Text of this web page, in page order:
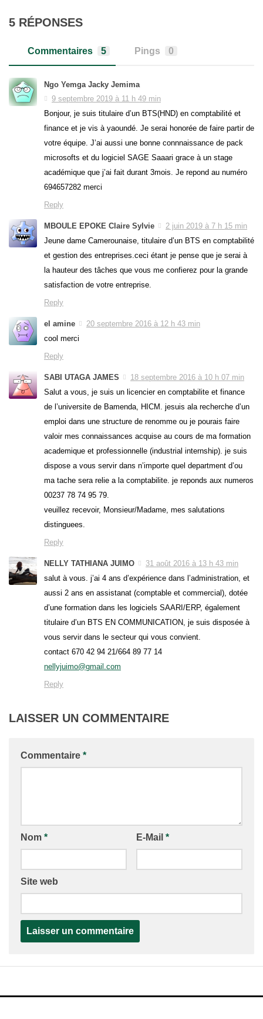
5 RÉPONSES
Commentaires 5 Pings 0
Ngo Yemga Jacky Jemima
9 septembre 2019 à 11 h 49 min
Bonjour, je suis titulaire d’un BTS(HND) en comptabilité et
finance et je vis à yaoundé. Je serai honorée de faire partir de
votre équipe. J’ai aussi une bonne connnaissance de pack
microsofts et du logiciel SAGE Saaari grace à un stage
académique que j’ai fait durant 3mois. Je repond au numéro
694657282 merci
Reply
MBOULE EPOKE Claire Sylvie
2 juin 2019 à 7 h 15 min
Jeune dame Camerounaise, titulaire d’un BTS en comptabilité
et gestion des entreprises.ceci étant je pense que je serai à
la hauteur des tâches que vous me confierez pour la grande
satisfaction de votre entreprise.
Reply
el amine
20 septembre 2016 à 12 h 43 min
cool merci
Reply
SABI UTAGA JAMES
18 septembre 2016 à 10 h 07 min
Salut a vous, je suis un licencier en comptabilite et finance
de l’universite de Bamenda, HICM. jesuis ala recherche d’un
emploi dans une structure de renomme ou je pourais faire
valoir mes connaissances acquise au cours de ma formation
academique et professionnelle (industrial internship). je suis
dispose a vous servir dans n’importe quel department d’ou
ma tache sera relie a la comptabilite. je reponds aux numeros
00237 78 74 95 79.
veuillez recevoir, Monsieur/Madame, mes salutations
distinguees.
Reply
NELLY TATHIANA JUIMO
31 août 2016 à 13 h 43 min
salut à vous. j’ai 4 ans d’expérience dans l’administration, et
aussi 2 ans en assistanat (comptable et commercial), dotée
d’une formation dans les logiciels SAARI/ERP, également
titulaire d’un BTS EN COMMUNICATION, je suis disposée à
vous servir dans le secteur qui vous convient.
contact 670 42 94 21/664 89 77 14
nellyjuimo@gmail.com
Reply
LAISSER UN COMMENTAIRE
Commentaire *
Nom * E-Mail *
Site web